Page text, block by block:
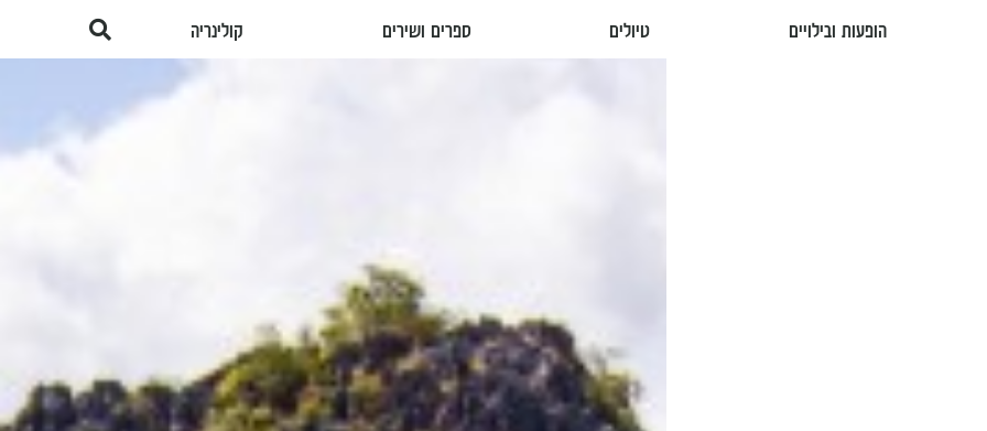
הופעות ובילויים טיולים ספרים ושירים קולינריה